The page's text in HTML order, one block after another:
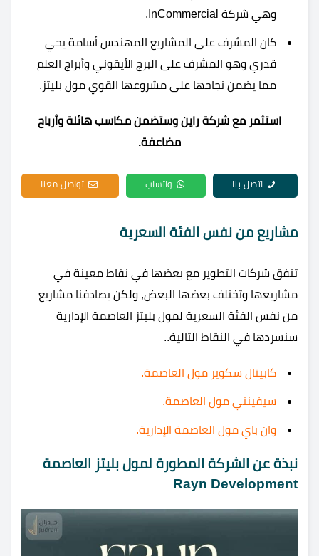
وهي شركة InCommercial.
كان المشرف على المشاريع المهندس أسامة يحي
قدري وهو المشرف على البرج الأيقوني وأبراج العلم
مما يضمن نجاحها على مشروعها القوي مول بليتز.
استثمر مع شركة راين وستضمن مكاسب هائلة وأرباح
مضاعفة.
اتصل بنا واتساب تواصل معنا
مشاريع من نفس الفئة السعرية
تتفق شركات التطوير مع بعضها في نقاط معينة في
مشاريعها وتختلف بعضها البعض، ولكن يصادفنا مشاريع
من نفس الفئة السعرية لمول بليتز العاصمة الإدارية
سنسردها في النقاط التالية..
كابيتال سكوير مول العاصمة.
سيفينتي مول العاصمة.
وان باي مول العاصمة الإدارية.
نبذة عن الشركة المطورة لمول بليتز العاصمة
Rayn Development